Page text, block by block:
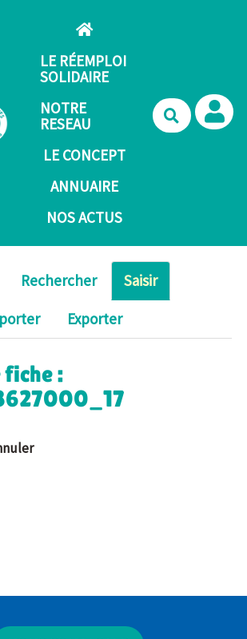
LE RÉEMPLOI
SOLIDAIRE
NOTRE
RESEAU
LE CONCEPT
ANNUAIRE
NOS ACTUS
Rechercher
Saisir
Exporter
: